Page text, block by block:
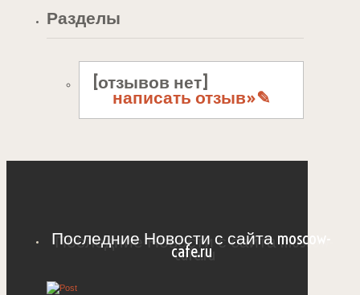
Разделы
[отзывов нет]
написать отзыв»✎
Последние Новости с сайта moscow-
cafe.ru